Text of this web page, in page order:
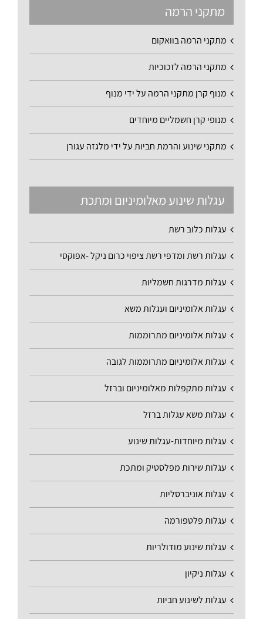
מתקני הרמה
מתקני הרמה בוואקום
מתקני הרמה לזכוכיות
מנוף קרן מתקני הרמה על ידי מנוף
מנופי קרן חשמליים מיוחדים
מתקני שינוע והרמת חביות על ידי מלגזה עגורן
עגלות שינוע מאלומיניום ומתכת
עגלות כלוב רשת
עגלות רשת ומדפי רשת ציפוי כרום ניקל -אפוקסי
עגלות מדרגות חשמליות
עגלות אלומיניום ועגלות משא
עגלות אלומיניום מתרוממות
עגלות אלומיניום מתרוממות לגובה
עגלות מתקפלות מאלומיניום וברזל
עגלות משא עגלות ברזל
עגלות מיוחדות-עגלות שינוע
עגלות שירות מפלסטיק ומתכת
עגלות אוניברסליות
עגלות פלטפורמה
עגלות שינוע מודולריות
עגלות ניקיון
עגלות לשינוע חביות